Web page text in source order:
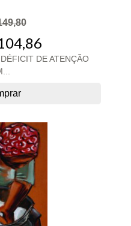
DE ATENÇÃO